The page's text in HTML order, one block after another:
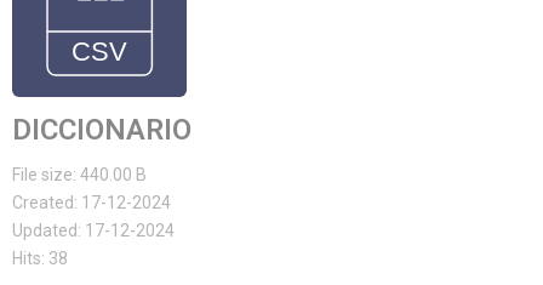
DICCIONARIO
File size: 440.00 B
Created: 17-12-2024
Updated: 17-12-2024
Hits: 38